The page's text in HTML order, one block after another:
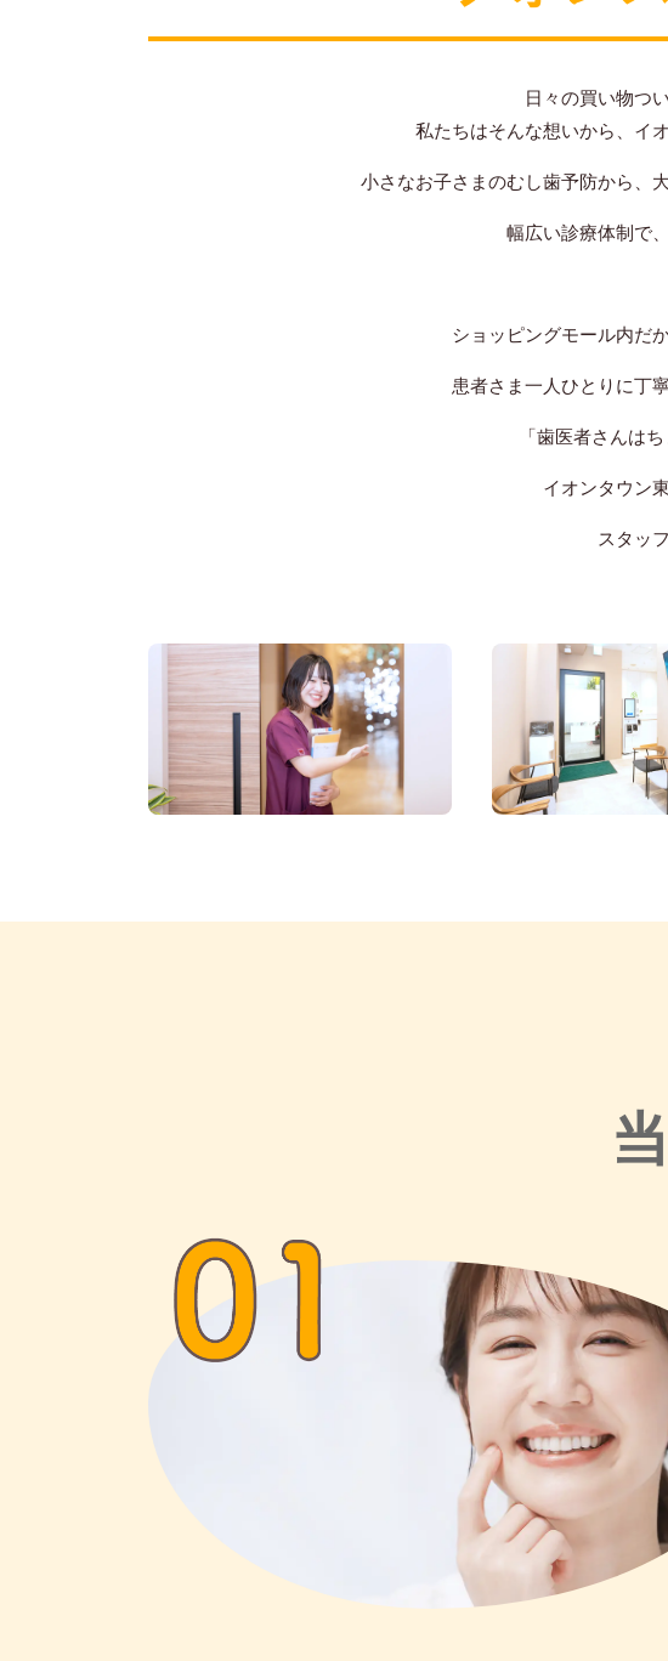
日々の買い物つ
私たちはそんな想いから、イ
小さなお子さまのむし歯予防から、
幅広い診療体制で
ショッピングモール内だ
患者さま一人ひとりに丁
「歯医者さんは
イオンタウン
スタッ